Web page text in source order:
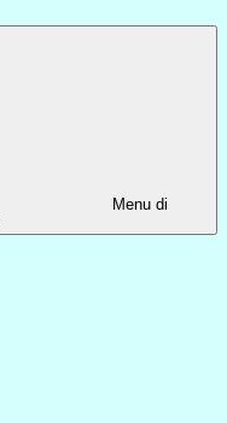
Menu di